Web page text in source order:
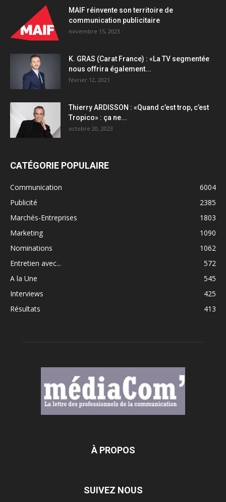
MAIF réinvente son territoire de
communication publicitaire
novembre 15, 2023
K. GRAS (Carat France) : «La TV segmentée
nous offrira également...
février 12, 2021
Thierry ARDISSON : «Quand c’est trop, c’est
Tropico» : ça ne...
octobre 20, 2023
CATÉGORIE POPULAIRE
Communication
6004
Publicité
2385
Marchés-Entreprises
1803
Marketing
1090
Nominations
1062
Entretien avec...
572
A la Une
545
Interviews
425
Résultats
413
À PROPOS
SUIVEZ NOUS